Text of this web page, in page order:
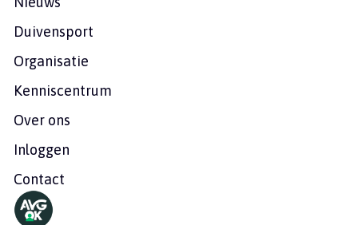
Duivensport
Organisatie
Kenniscentrum
Over ons
Inloggen
Contact